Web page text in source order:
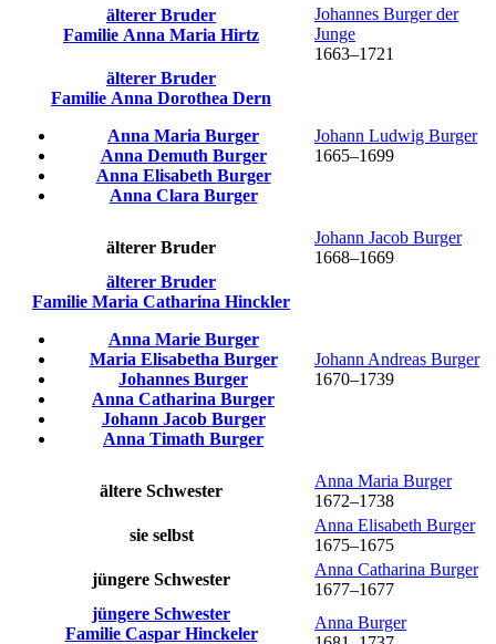
älterer Bruder
Familie Anna Maria Hirtz
Johannes Burgerder
Junge
1663–1721
älterer Bruder
Familie Anna Dorothea Dern
Anna Maria Burger
Anna Demuth Burger
Anna Elisabeth Burger
Anna Clara Burger
Johann Ludwig Burger
1665–1699
älterer Bruder
Johann Jacob Burger
1668–1669
älterer Bruder
Familie Maria Catharina Hinckler
Anna Marie Burger
Maria Elisabetha Burger
Johannes Burger
Anna Catharina Burger
Johann Jacob Burger
Anna Timath Burger
Johann Andreas Burger
1670–1739
ältere Schwester
Anna Maria Burger
1672–1738
sie selbst
Anna Elisabeth Burger
1675–1675
jüngere Schwester
Anna Catharina Burger
1677–1677
jüngere Schwester
Familie Caspar Hinckeler
Anna Burger